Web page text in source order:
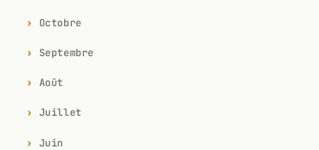
Octobre
Septembre
Août
Juillet
Juin